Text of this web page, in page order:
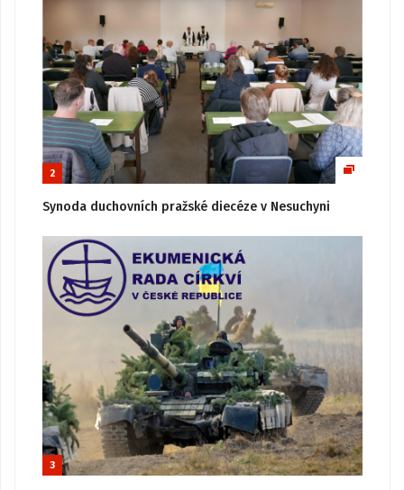
2
Synoda duchovních pražské diecéze v Nesuchyni
3